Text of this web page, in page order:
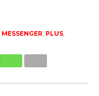
MESSENGER, PLUS,